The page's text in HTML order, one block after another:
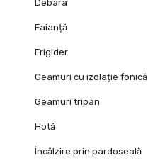
Debara
Faianță
Frigider
Geamuri cu izolație fonică
Geamuri tripan
Hotă
Încălzire prin pardoseală